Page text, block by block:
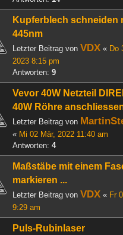
Kupferblech schneiden
445nm
Letzter Beitrag von VDX « Do
2023 8:15 pm
Antworten: 9
Vevor 40W Netzteil
40W Röhre
Letzter Beitrag von
« Mi 02 Mär, 2022 11:40 am
Antworten: 4
Maßstäbe mit einem
markieren ...
Letzter Beitrag von VDX « Fr
9:29 am
Puls-Rubinlaser